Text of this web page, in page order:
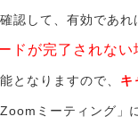
して、有効であれ
ドが完了されない
なりますので、 キ
ミーティング」に